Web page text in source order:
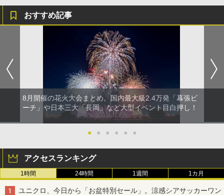
おすすめ記事
8月開催の花火大会まとめ。国内最大級2.4万発「幕張ビ
ーチ」や日本三大「長岡」など大型イベント目白押し！
● ● ● ● ● ●
アクセスランキング
1時間 24時間 1週間 1カ月
ユニクロ、今日から「お盆特別セール」。涼感シアサッカーワン